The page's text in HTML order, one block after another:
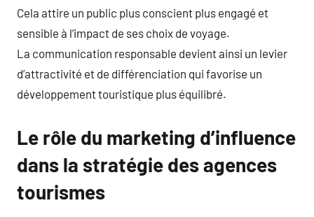
Cela attire un public plus conscient plus engagé et
sensible à l’impact de ses choix de voyage.
La communication responsable devient ainsi un levier
d’attractivité et de différenciation qui favorise un
développement touristique plus équilibré.
Le rôle du marketing d’influence
dans la stratégie des agences
tourismes